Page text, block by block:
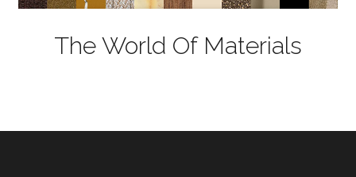
The World Of Materials